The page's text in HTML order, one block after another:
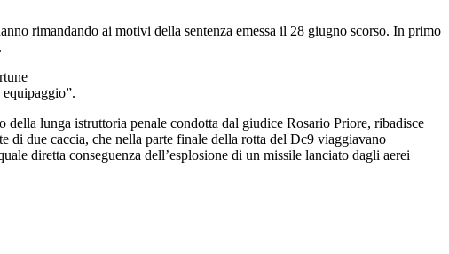
rimandando ai motivi della sentenza emessa il 28 giugno scorso. In primo
lunga istruttoria penale condotta dal giudice Rosario Priore, ribadisce
di due caccia, che nella parte finale della rotta del Dc9 viaggiavano
diretta conseguenza dell’esplosione di un missile lanciato dagli aerei